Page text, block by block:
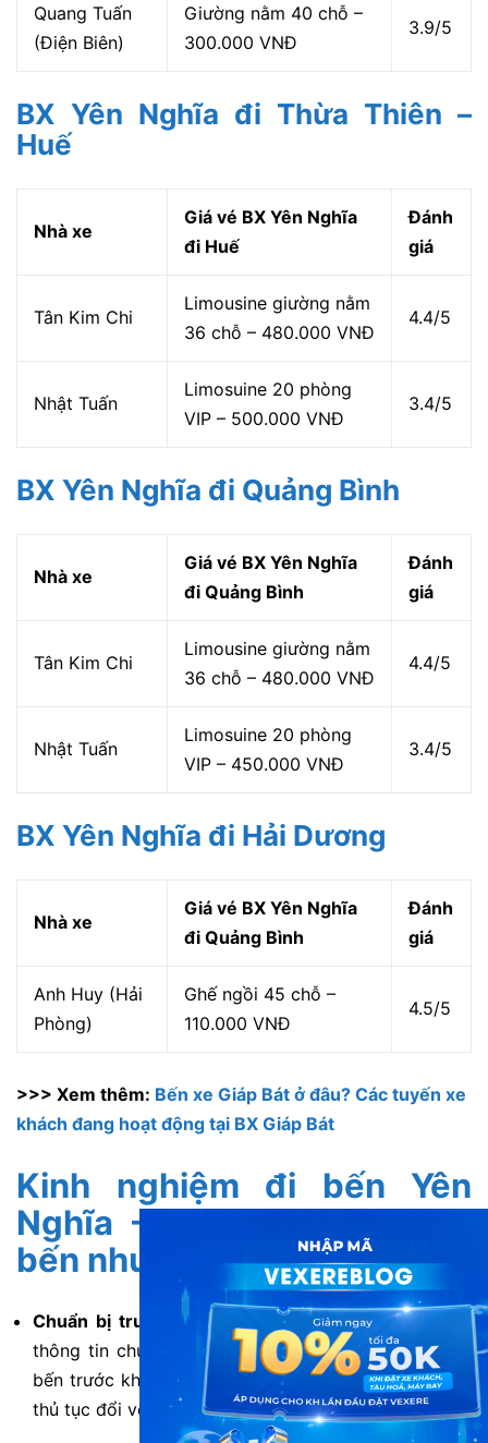
Quang Tuấn
(Điện Biên)
Giường nằm 40 chỗ –
300.000 VNĐ
3.9/5
BX Yên Nghĩa đi Thừa Thiên –
Huế
Nhà xe
Giá vé BX Yên Nghĩa
đi Huế
Đánh
giá
Tân Kim Chi
Limousine giường nằm
36 chỗ – 480.000 VNĐ
4.4/5
Nhật Tuấn
Limosuine 20 phòng
VIP – 500.000 VNĐ
3.4/5
BX Yên Nghĩa đi Quảng Bình
Nhà xe
Giá vé BX Yên Nghĩa
đi Quảng Bình
Đánh
giá
Tân Kim Chi
Limousine giường nằm
36 chỗ – 480.000 VNĐ
4.4/5
Nhật Tuấn
Limosuine 20 phòng
VIP – 450.000 VNĐ
3.4/5
BX Yên Nghĩa đi Hải Dương
Nhà xe
Giá vé BX Yên Nghĩa
đi Quảng Bình
Đánh
giá
Anh Huy (Hải
Phòng)
Ghế ngồi 45 chỗ –
110.000 VNĐ
4.5/5
>>> Xem thêm: Bến xe Giáp Bát ở đâu? Các tuyến xe
khách đang hoạt động tại BX Giáp Bát
Kinh nghiệm đi bến Yên
Nghĩa – Đón xe khách tại
bến như thế nào?
Chuẩn bị trước khi đến bến:Bạn cần kiểm tra kỹ
thông tin chuyến xe mà bạn đã đặt vé. Và nên đến
bến trước khoảng 30 phút giờ khởi hành để làm các
thủ tục đổi vé và chuẩn bị lên xe.